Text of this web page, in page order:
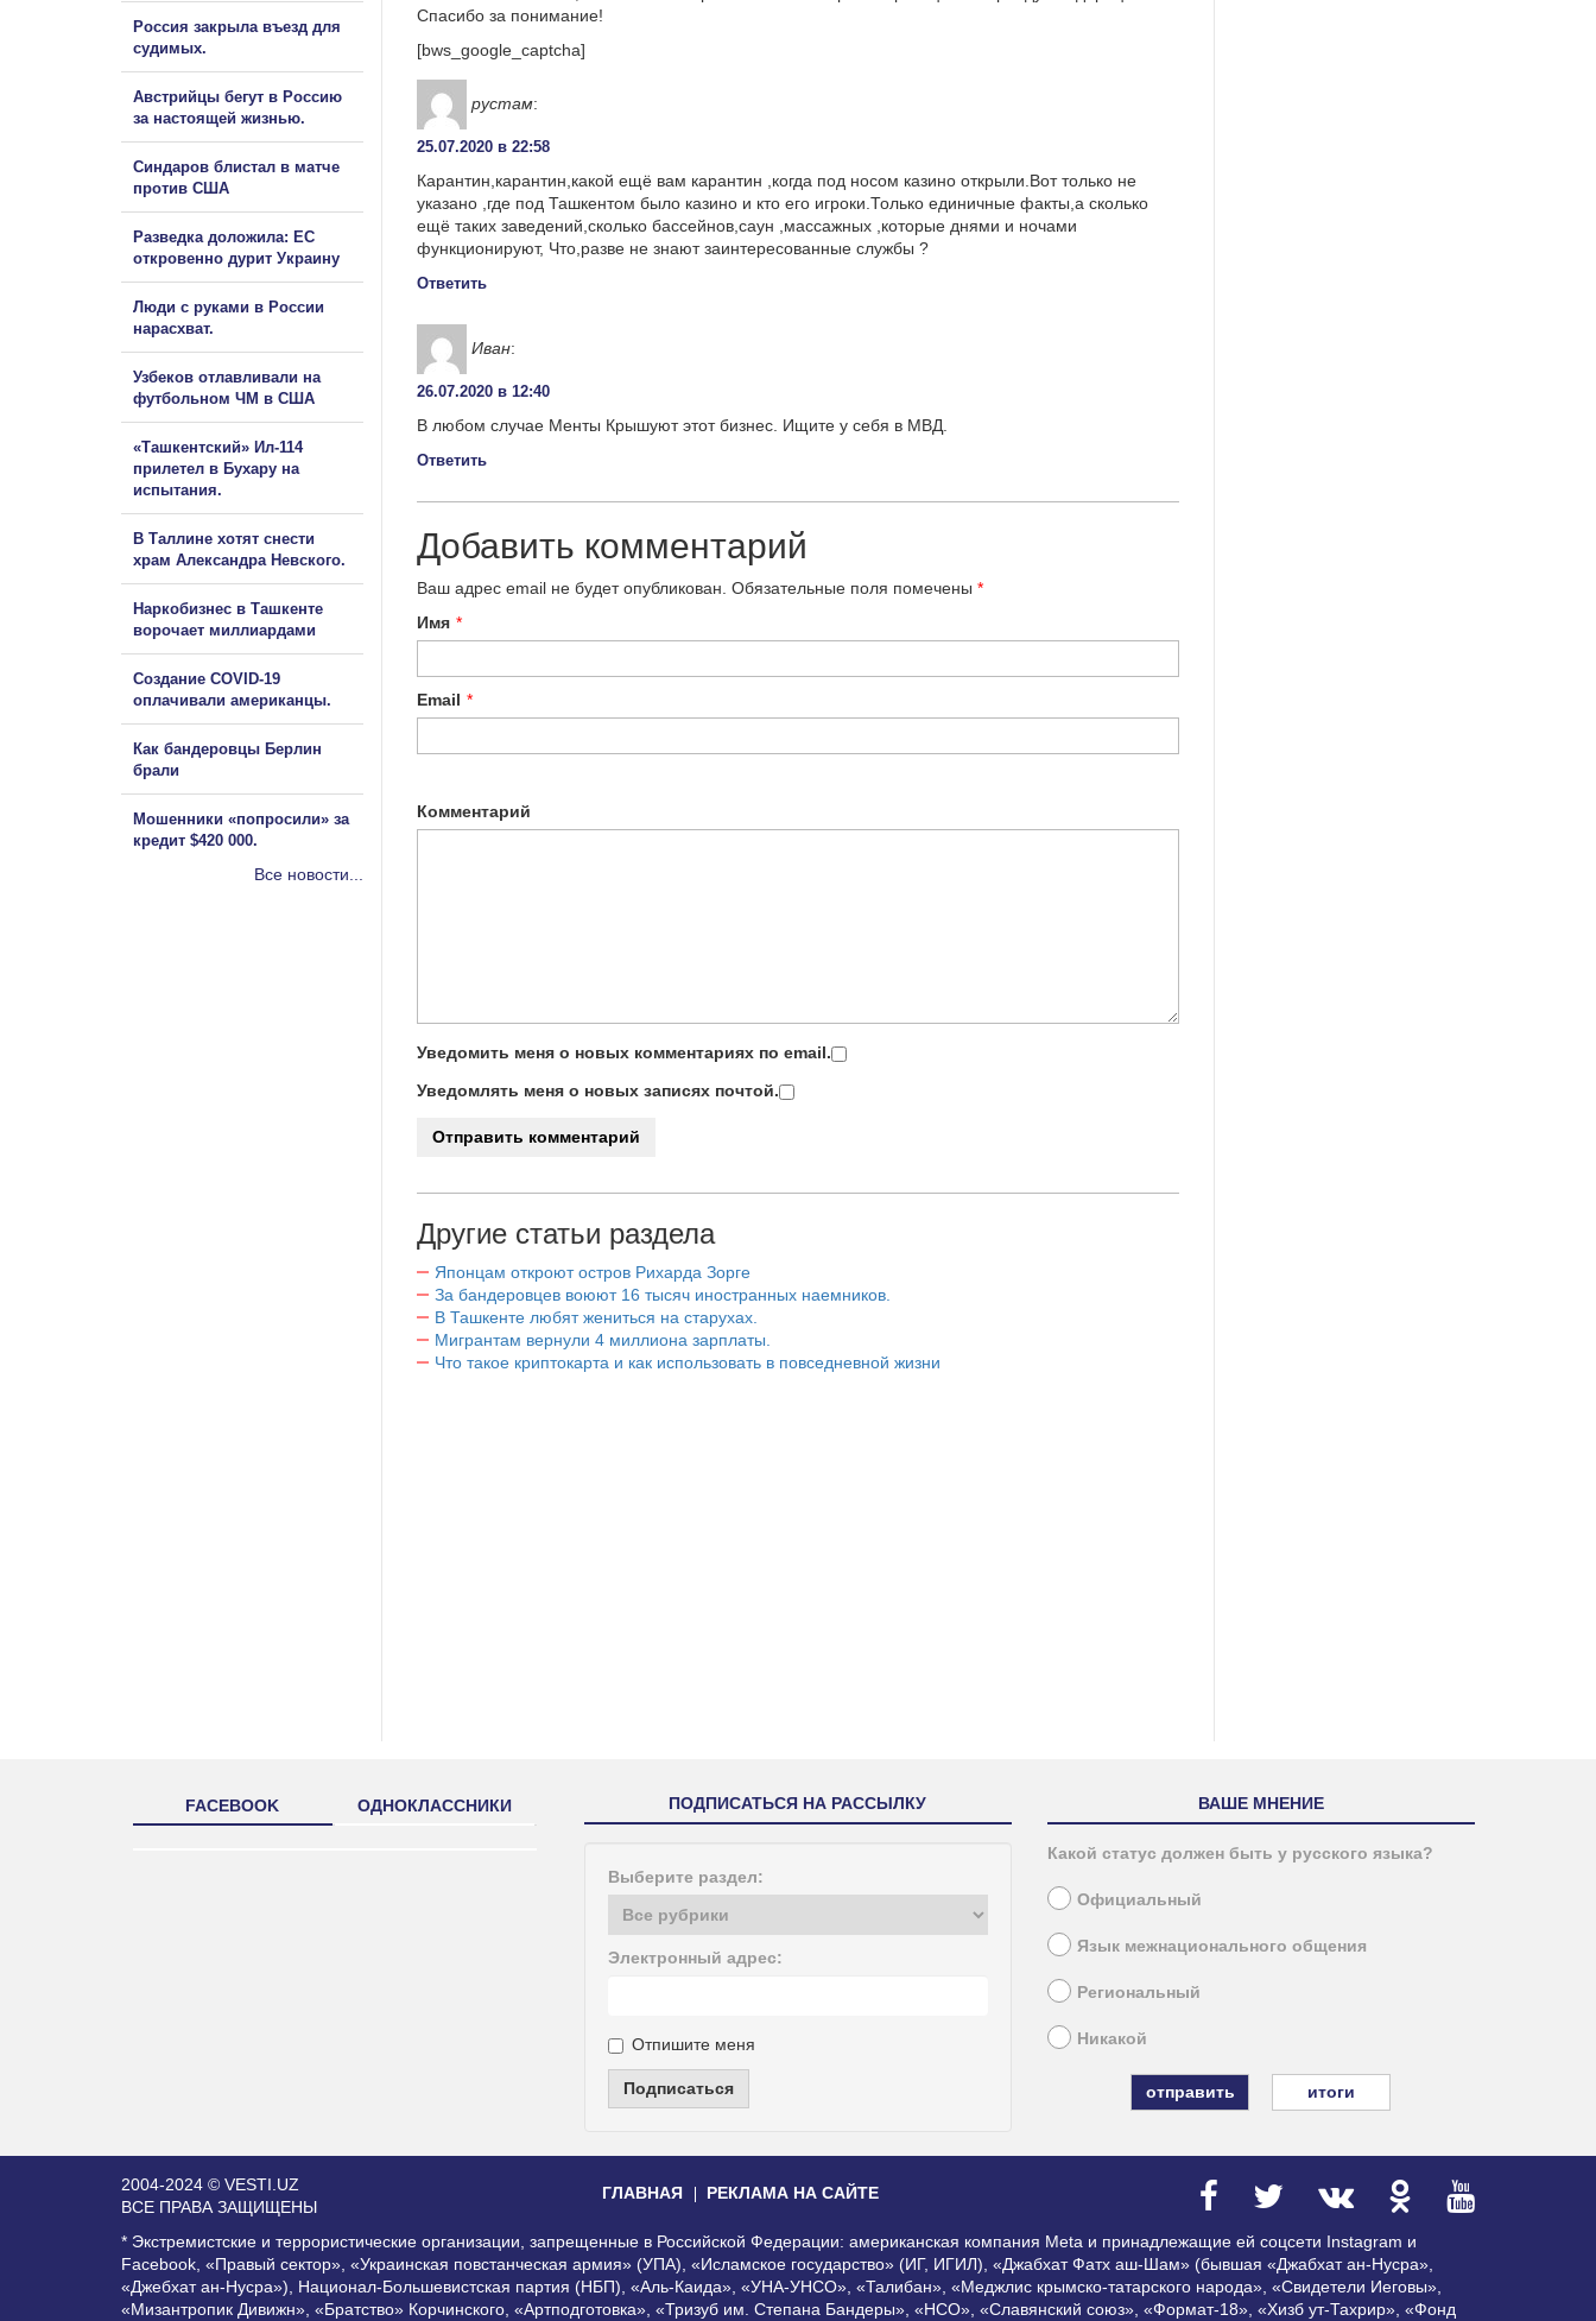
Спасибо за понимание!
[bws_google_captcha]
рустам:
25.07.2020 в 22:58
Карантин,карантин,какой ещё вам карантин ,когда под носом казино открыли.Вот только не
указано ,где под Ташкентом было казино и кто его игроки.Только единичные факты,а сколько
ещё таких заведений,сколько бассейнов,саун ,массажных ,которые днями и ночами
функционируют, Что,разве не знают заинтересованные службы ?
Ответить
Иван:
26.07.2020 в 12:40
В любом случае Менты Крышуют этот бизнес. Ищите у себя в МВД.
Ответить
Добавить комментарий
Ваш адрес email не будет опубликован. Обязательные поля помечены *
Имя *
Email *
Комментарий
Уведомить меня о новых комментариях по email.
Уведомлять меня о новых записях почтой.
Другие статьи раздела
Японцам откроют остров Рихарда Зорге
За бандеровцев воюют 16 тысяч иностранных наемников.
В Ташкенте любят жениться на старухах.
Мигрантам вернули 4 миллиона зарплаты.
Что такое криптокарта и как использовать в повседневной жизни
Россия закрыла въезд для
судимых.
Австрийцы бегут в Россию
за настоящей жизнью.
Синдаров блистал в матче
против США
Разведка доложила: ЕС
откровенно дурит Украину
Люди с руками в России
нарасхват.
Узбеков отлавливали на
футбольном ЧМ в США
«Ташкентский» Ил-114
прилетел в Бухару на
испытания.
В Таллине хотят снести
храм Александра Невского.
Наркобизнес в Ташкенте
ворочает миллиардами
Создание COVID-19
оплачивали американцы.
Как бандеровцы Берлин
брали
Мошенники «попросили» за
кредит $420 000.
Все новости...
FACEBOOK ОДНОКЛАССНИКИ ПОДПИСАТЬСЯ НА РАССЫЛКУ
Выберите раздел:
Электронный адрес:
Отпишите меня
Подписаться
ВАШЕ МНЕНИЕ
Какой статус должен быть у русского языка?
Официальный
Язык межнационального общения
Региональный
Никакой
итоги
2004-2024 © VESTI.UZ
ВСЕ ПРАВА ЗАЩИЩЕНЫ
ГЛАВНАЯ РЕКЛАМА НА САЙТЕ
* Экстремистские и террористические организации, запрещенные в Российской Федерации: американская компания Meta и принадлежащие ей соцсети Instagram и
Facebook, «Правый сектор», «Украинская повстанческая армия» (УПА), «Исламское государство» (ИГ, ИГИЛ), «Джабхат Фатх аш-Шам» (бывшая «Джабхат ан-Нусра»,
«Джебхат ан-Нусра»), Национал-Большевистская партия (НБП), «Аль-Каида», «УНА-УНСО», «Талибан», «Меджлис крымско-татарского народа», «Свидетели Иеговы»,
«Мизантропик Дивижн», «Братство» Корчинского, «Артподготовка», «Тризуб им. Степана Бандеры», «НСО», «Славянский союз», «Формат-18», «Хизб ут-Тахрир», «Фонд